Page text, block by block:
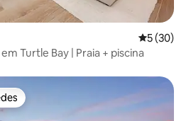
5 de uma
5 (30)
Turtle Bay | Praia + piscina
dos hóspedes